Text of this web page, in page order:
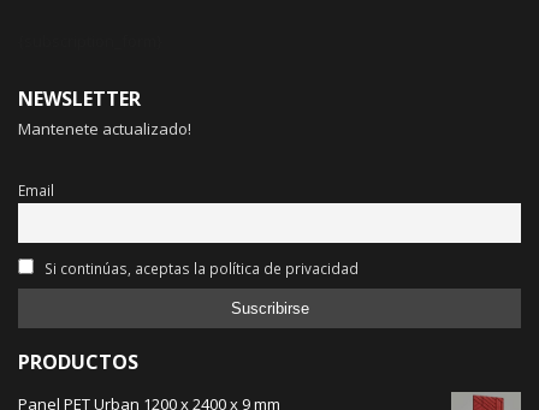
NEWSLETTER
Mantenete actualizado!
Email
Si continúas, aceptas la política de privacidad
PRODUCTOS
Panel PET Urban 1200 x 2400 x 9 mm